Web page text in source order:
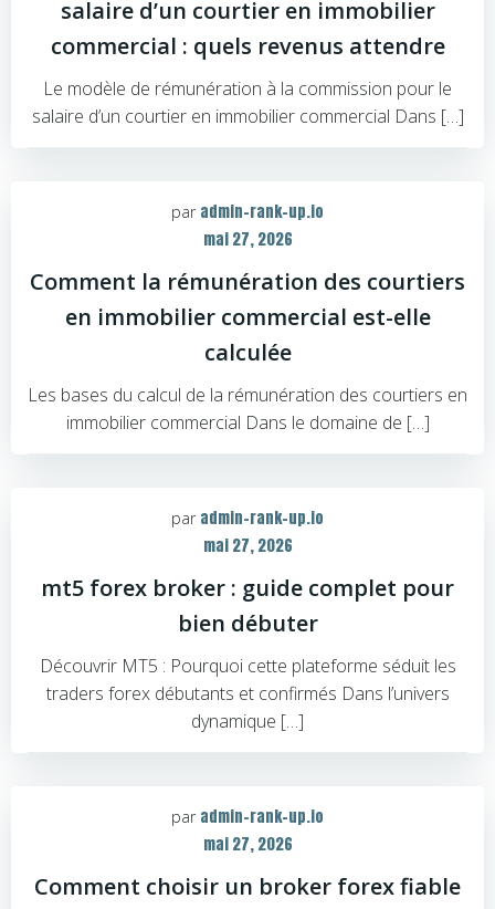
salaire d’un courtier en immobilier
commercial : quels revenus attendre
Le modèle de rémunération à la commission pour le
salaire d’un courtier en immobilier commercial Dans […]
par admin-rank-up.io
mai 27, 2026
Comment la rémunération des courtiers
en immobilier commercial est-elle
calculée
Les bases du calcul de la rémunération des courtiers en
immobilier commercial Dans le domaine de […]
par admin-rank-up.io
mai 27, 2026
mt5 forex broker : guide complet pour
bien débuter
Découvrir MT5 : Pourquoi cette plateforme séduit les
traders forex débutants et confirmés Dans l’univers
dynamique […]
par admin-rank-up.io
mai 27, 2026
Comment choisir un broker forex fiable